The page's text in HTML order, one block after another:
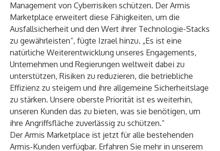
Management von Cyberrisiken schützen. Der Armis
Marketplace erweitert diese Fähigkeiten, um die
Ausfallsicherheit und den Wert ihrer Technologie-Stacks
zu gewährleisten“, fügte Izrael hinzu. „Es ist eine
natürliche Weiterentwicklung unseres Engagements,
Unternehmen und Regierungen weltweit dabei zu
unterstützen, Risiken zu reduzieren, die betriebliche
Effizienz zu steigern und ihre allgemeine Sicherheitslage
zu stärken. Unsere oberste Priorität ist es weiterhin,
unseren Kunden das zu bieten, was sie benötigen, um
ihre Angriffsfläche zuverlässig zu schützen.“
DerArmis Marketplace ist jetzt für alle bestehenden
Armis-Kunden verfügbar. Erfahren Sie mehr in unserem